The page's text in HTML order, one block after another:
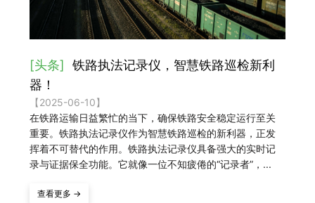
[头条]
铁路执法记录仪，智慧铁路巡检新利
器！
【2025-06-10】
在铁路运输日益繁忙的当下，确保铁路安全稳定运行至关
重要。铁路执法记录仪作为智慧铁路巡检的新利器，正发
挥着不可替代的作用。铁路执法记录仪具备强大的实时记
录与证据保全功能。它就像一位不知疲倦的“记录者”，...
查看更多 →